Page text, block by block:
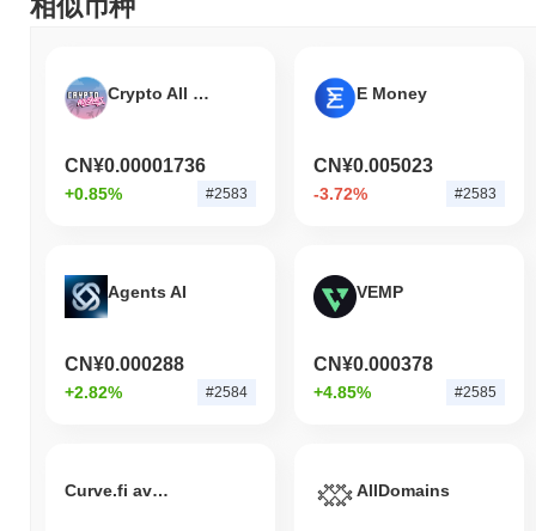
相似币种
Crypto All Stars
CN¥0.00001736
+0.85% #2583
E Money
CN¥0.005023
-3.72% #2583
Agents AI
CN¥0.000288
+2.82% #2584
VEMP
CN¥0.000378
+4.85% #2585
Curve.fi avDAI/avUSDC/avUSDT AllDomains